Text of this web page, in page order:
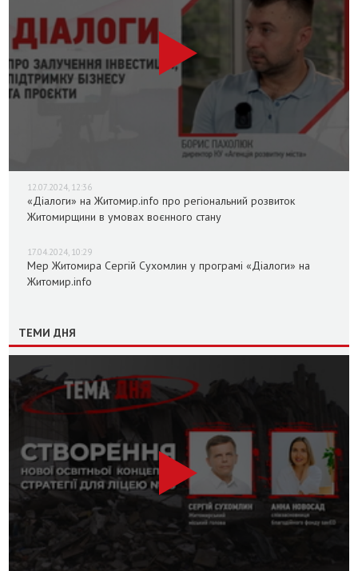
12.07.2024, 12:36
«Діалоги» на Житомир.info про регіональний розвиток
Житомирщини в умовах воєнного стану
17.04.2024, 10:29
Мер Житомира Сергій Сухомлин у програмі «Діалоги» на
Житомир.info
ТЕМИ ДНЯ